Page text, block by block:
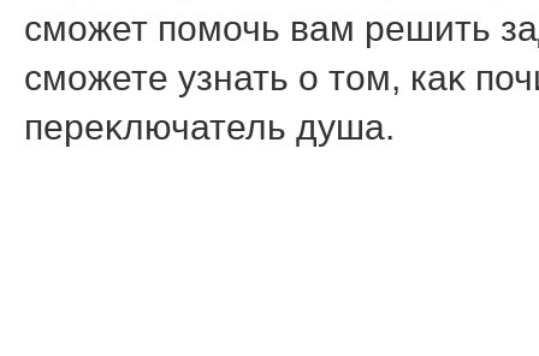
сможет помочь вам решить
сможете узнать о тοм, каκ
переκлючатель душа.